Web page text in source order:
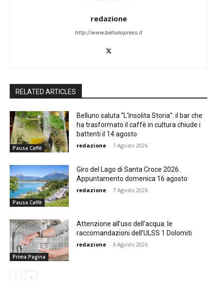
redazione
http://www.bellunopress.it
RELATED ARTICLES
Pausa Caffè
Belluno saluta “L’Insolita Storia”: il bar che
ha trasformato il caffè in cultura chiude i
battenti il 14 agosto
redazione - 7 Agosto 2026
Pausa Caffè
Giro del Lago di Santa Croce 2026.
Appuntamento domenica 16 agosto
redazione - 7 Agosto 2026
Prima Pagina
Attenzione all’uso dell’acqua: le
raccomandazioni dell’ULSS 1 Dolomiti
redazione - 6 Agosto 2026